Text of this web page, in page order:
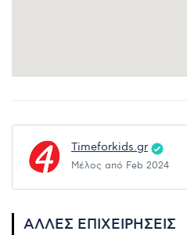
Timeforkids.gr
Μέλος από Feb 2024
ΆΛΛΕΣ ΕΠΙΧΕΙΡΉΣΕΙΣ